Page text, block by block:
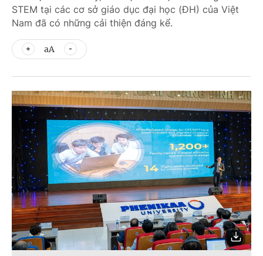
STEM tại các cơ sở giáo dục đại học (ĐH) của Việt
Nam đã có những cải thiện đáng kể.
aA